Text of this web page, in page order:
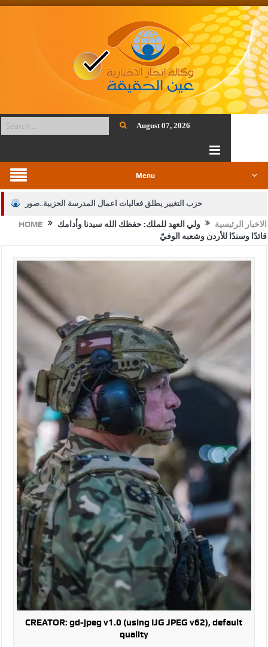
August 07, 2026
Menu
حزب التغيير يطلق فعاليات اعمال المدرسة الحزبية..صور
الجيش يفتح باب التجنيد لحملة البكالوريوس في الحقوق والقانون
الأمن يتلف 16 مليون حبة كبتاجون و1480 كغم مواد مخدرة
النواب يقر مشروع تعديل قانون الملكية العقارية
القاضي يلتقي رؤساء تحرير الصحف اليومية ويؤكد حرص مجلس النواب
على شراكة فاعلة مع الإعلام
دعوة المكلفين بخدمة العلم (الدفعة الثالثة) إلى مراجعة منصة خدمة
العلم
الملك يلتقي مجموعة من رفاق السلاح
الملك يتلقى اتصالا هاتفيا من العاهل البحريني
القاضي محمود أحمد فريحات.. مبارك ومزيدا من التوفيق
HOME الاخبار الرئيسية
ولي العهد للملك: حفظك الله سيدنا وأدامك
قائدًا وسندًا للأردن وشعبه الوفيّ
CREATOR: gd-jpeg v1.0 (using IJG JPEG v62), default
quality